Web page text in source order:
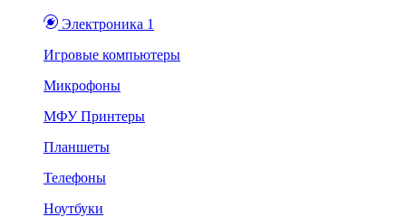
Электроника 1
Игровые компьютеры
Микрофоны
МФУ Принтеры
Планшеты
Телефоны
Ноутбуки